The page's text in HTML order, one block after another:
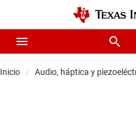
Inicio Audio, háptica y